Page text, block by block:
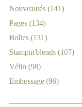
Nouveautés (141)
Pages (134)
Boîtes (131)
Stampin'blends (107)
Vélin (98)
Embossage (96)